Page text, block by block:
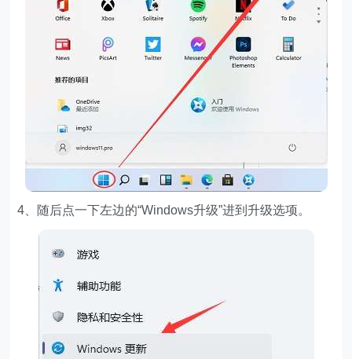
4、随后点一下左边的“Windows升级”进到升级选项。